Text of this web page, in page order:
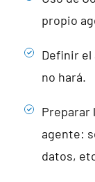
propio
Definir el
no hará.
Preparar
agente:
datos,